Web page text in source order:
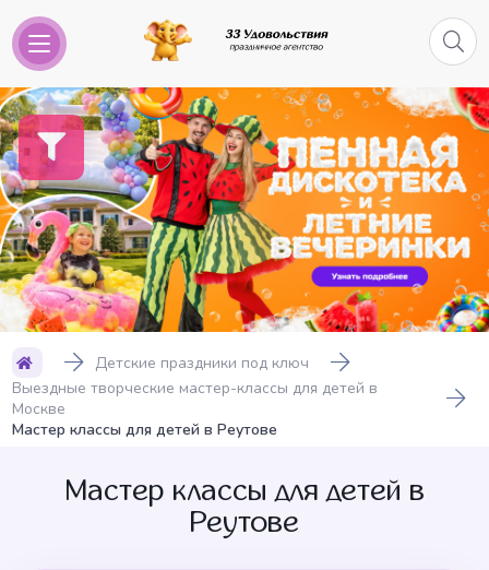
Детские праздники под ключ
Выездные творческие мастер-классы для детей в
Москве
Мастер классы для детей в Реутове
Мастер классы для детей в
Реутове